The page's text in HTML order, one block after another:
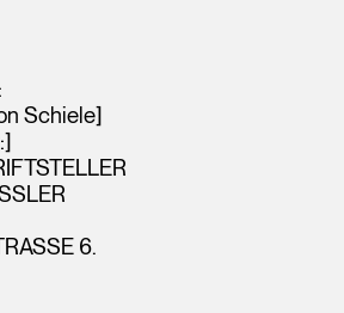
Schiele]
6.